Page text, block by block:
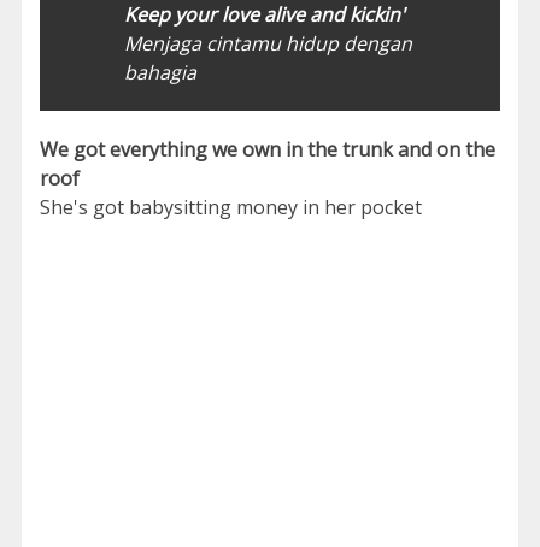
Keep your love alive and kickin'
Menjaga cintamu hidup dengan
bahagia
We got everything we own in the trunk and on the
roof
She's got babysitting money in her pocket